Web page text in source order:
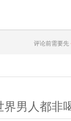
评论前需要先
男人都非